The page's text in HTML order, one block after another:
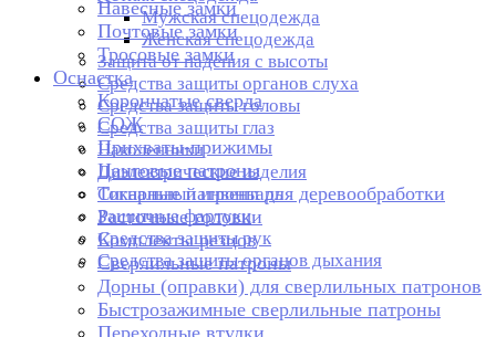
Мужская спецодежда
Женская спецодежда
Защита от падения с высоты
Средства защиты органов слуха
Средства защиты головы
Средства защиты глаз
Наколенники
Диэлектрические изделия
Сигнальный инвентарь
Защитные фартуки
Средства защиты рук
Средства защиты органов дыхания
Навесные замки
Почтовые замки
Тросовые замки
Оснастка
Корончатые сверла
СОЖ
Прихваты-прижимы
Цанговые патроны
Токарные патроны для деревообработки
Расточные головки
Комплекты резцов
Сверлильные патроны
Дорны (оправки) для сверлильных патронов
Быстрозажимные сверлильные патроны
Переходные втулки